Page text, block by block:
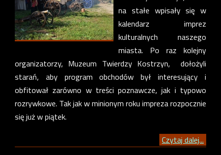
na stałe wpisały się w
kalendarz imprez
kulturalnych naszego
miasta. Po raz kolejny
organizatorzy, Muzeum Twierdzy Kostrzyn, dołożyli
starań, aby program obchodów był interesujący i
obfitował zarówno w treści poznawcze, jak i typowo
rozrywkowe. Tak jak w minionym roku impreza rozpocznie
się już w piątek.
Czytaj dalej...